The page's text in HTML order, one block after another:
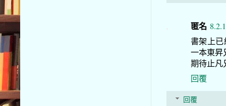
匿名
書架上已
一本東昇
期待止凡
回覆
回覆